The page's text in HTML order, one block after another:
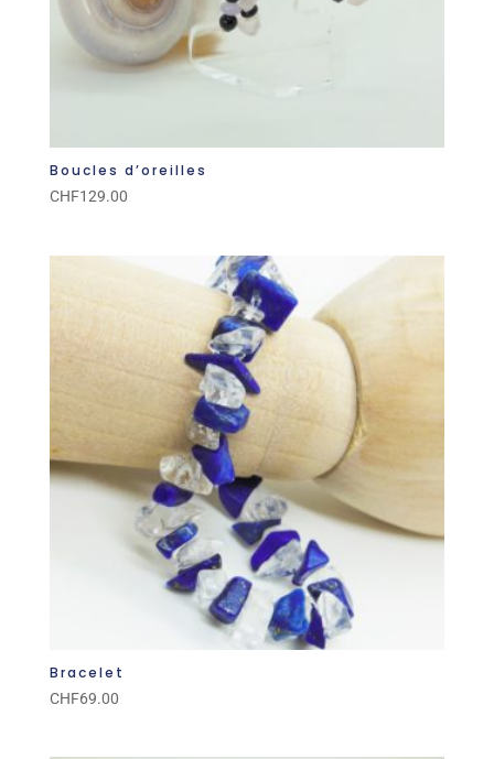
Boucles d’oreilles
CHF129.00
Bracelet
CHF69.00